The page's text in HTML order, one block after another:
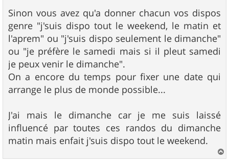
Sinon vous avez qu'a donner chacun vos dispos
genre "j'suis dispo tout le weekend, le matin et
l'aprem" ou "j'suis dispo seulement le dimanche"
ou "je préfère le samedi mais si il pleut samedi
je peux venir le dimanche".
On a encore du temps pour fixer une date qui
arrange le plus de monde possible...
J'ai mais le dimanche car je me suis laissé
influencé par toutes ces randos du dimanche
matin mais enfait j'suis dispo tout le weekend.
a